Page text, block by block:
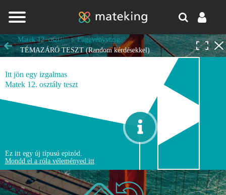
Matek 12. osztály
Függvényvizsgálat, szélsőérték feladatok (emelt
TÉMAZÁRÓ TESZT (Random kérdésekkel)
Itt jön egy izgalmas
Matek 12. osztály teszt
Ez itt egy új típusú epizód.
Mondd el a róla véleményed itt
Egy lépésre vagy attól, hogy a
matek melléd álljon és ne eléd.
REGISZTRÁLOK/BELÉPEK